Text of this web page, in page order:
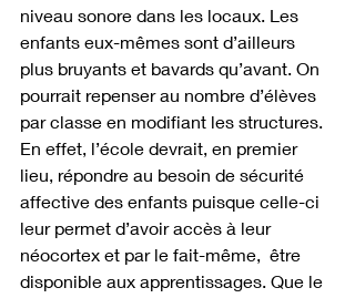
niveau sonore dans les locaux. Les
enfants eux-mêmes sont d’ailleurs
plus bruyants et bavards qu’avant. On
pourrait repenser au nombre d’élèves
par classe en modifiant les structures.
En effet, l’école devrait, en premier
lieu, répondre au besoin de sécurité
affective des enfants puisque celle-ci
leur permet d’avoir accès à leur
néocortex et par le fait-même,  être
disponible aux apprentissages. Que le